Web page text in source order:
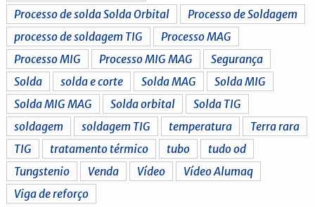
Processo de solda Solda Orbital
Processo de Soldagem
processo de soldagem TIG
Processo MAG
Processo MIG
Processo MIG MAG
Segurança
Solda
solda e corte Solda MAG
Solda MIG
Solda MIG MAG
Solda orbital
Solda TIG
soldagem
soldagem TIG temperatura
Terra rara
TIG
tratamento térmico tubo
tudo od
Tungstenio
Venda Vídeo
Vídeo Alumaq
Viga de reforço